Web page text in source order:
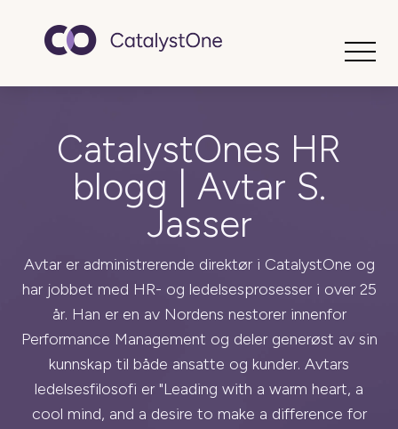
CatalystOnes HR
blogg | Avtar S.
Jasser
Avtar er administrerende direktør i CatalystOne og
har jobbet med HR- og ledelsesprosesser i over 25
år. Han er en av Nordens nestorer innenfor
Performance Management og deler generøst av sin
kunnskap til både ansatte og kunder. Avtars
ledelsesfilosofi er "Leading with a warm heart, a
cool mind, and a desire to make a difference for